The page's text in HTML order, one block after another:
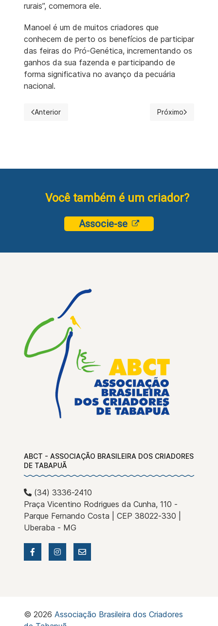
rurais”, comemora ele.
​​​​​​​Manoel é um de muitos criadores que
conhecem de perto os benefícios de participar
das feiras do Pró-Genética, incrementando os
ganhos da sua fazenda e participando de
forma significativa no avanço da pecuária
nacional.
Artigo anterior: Campeã Novilha Menor da ExpoZebu
Anterior Próximo artigo:
Próximo
Você também é um criador?
Associe-se
ABCT - ASSOCIAÇÃO BRASILEIRA DOS CRIADORES
DE TABAPUÃ
(34) 3336-2410
Praça Vicentino Rodrigues da Cunha, 110 -
Parque Fernando Costa | CEP 38022-330 |
Uberaba - MG
© 2026 Associação Brasileira dos Criadores